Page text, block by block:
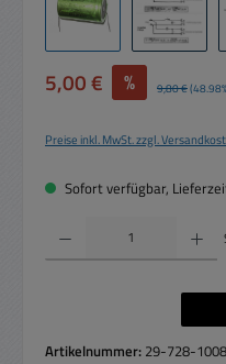
Verkaufspreis:
5,00 € % Regulärer Preis:
9,80 €
Preise inkl. MwSt. zzgl.
Sofort verfügbar,
Produkt Anzahl: Gib den
Artikelnummer: 29-728-